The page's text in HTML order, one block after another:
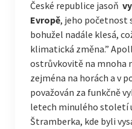
České republice jasoň
Evropě, jeho početnost
bohužel nadále klesá,
klimatická změna.”
ostrůvkovitě na mnoha
zejména na horách a v
považován za funkčně
letech minulého století
Štramberka, kde byli